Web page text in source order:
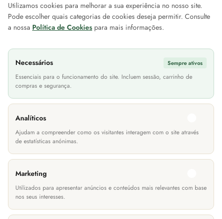
Sobre a EuroMóveis
Política de Privacidade
Termos & Condições
Informações Transporte
Métodos de Pagamento
Iniciar Sessão
Cheque Prenda
As
Utilizamos cookies para melhorar a sua experiência no nosso site.
Pode escolher quais categorias de cookies deseja permitir. Consulte
a nossa Política de Cookies para mais informações.
Necessários Sempre ativos
Essenciais para o funcionamento do site. Incluem sessão, carrinho de
compras e segurança.
Analíticos
Ajudam a compreender como os visitantes interagem com o site através
de estatísticas anónimas.
Marketing
Utilizados para apresentar anúncios e conteúdos mais relevantes com base
nos seus interesses.